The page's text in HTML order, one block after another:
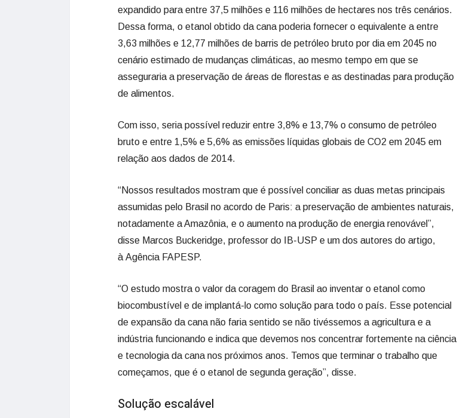
expandido para entre 37,5 milhões e 116 milhões de hectares nos três cenários.
Dessa forma, o etanol obtido da cana poderia fornecer o equivalente a entre
3,63 milhões e 12,77 milhões de barris de petróleo bruto por dia em 2045 no
cenário estimado de mudanças climáticas, ao mesmo tempo em que se
asseguraria a preservação de áreas de florestas e as destinadas para produção
de alimentos.
Com isso, seria possível reduzir entre 3,8% e 13,7% o consumo de petróleo
bruto e entre 1,5% e 5,6% as emissões líquidas globais de CO2 em 2045 em
relação aos dados de 2014.
“Nossos resultados mostram que é possível conciliar as duas metas principais
assumidas pelo Brasil no acordo de Paris: a preservação de ambientes naturais,
notadamente a Amazônia, e o aumento na produção de energia renovável”,
disse Marcos Buckeridge, professor do IB-USP e um dos autores do artigo,
à Agência FAPESP.
“O estudo mostra o valor da coragem do Brasil ao inventar o etanol como
biocombustível e de implantá-lo como solução para todo o país. Esse potencial
de expansão da cana não faria sentido se não tivéssemos a agricultura e a
indústria funcionando e indica que devemos nos concentrar fortemente na ciência
e tecnologia da cana nos próximos anos. Temos que terminar o trabalho que
começamos, que é o etanol de segunda geração”, disse.
Solução escalável